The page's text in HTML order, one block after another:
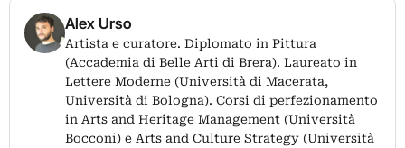
Alex Urso
Artista e curatore. Diplomato in Pittura
(Accademia di Belle Arti di Brera). Laureato in
Lettere Moderne (Università di Macerata,
Università di Bologna). Corsi di perfezionamento
in Arts and Heritage Management (Università
Bocconi) e Arts and Culture Strategy (Università